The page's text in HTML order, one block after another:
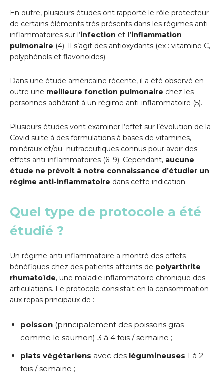
En outre, plusieurs études ont rapporté le rôle protecteur
de certains éléments très présents dans les régimes anti-
inflammatoires sur l’infection et l’inflammation
pulmonaire (4). Il s’agit des antioxydants (ex : vitamine C,
polyphénols et flavonoïdes).
Dans une étude américaine récente, il a été observé en
outre une meilleure fonction pulmonaire chez les
personnes adhérant à un régime anti-inflammatoire (5).
Plusieurs études vont examiner l’effet sur l’évolution de la
Covid suite à des formulations à bases de vitamines,
minéraux et/ou nutraceutiques connus pour avoir des
effets anti-inflammatoires (6–9). Cependant, aucune
étude ne prévoit à notre connaissance d’étudier un
régime anti-inflammatoire dans cette indication.
Quel type de protocole a été
étudié ?
Un régime anti-inflammatoire a montré des effets
bénéfiques chez des patients atteints de polyarthrite
rhumatoïde, une maladie inflammatoire chronique des
articulations. Le protocole consistait en la consommation
aux repas principaux de :
poisson (principalement des poissons gras
comme le saumon) 3 à 4 fois / semaine ;
plats végétariens avec des légumineuses 1 à 2
fois / semaine ;